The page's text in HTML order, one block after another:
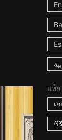
แท็ก
เก
ซี